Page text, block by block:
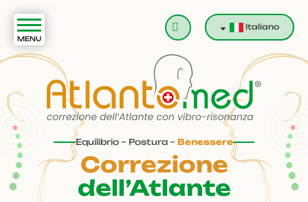
Equilibrio – Postura – Benessere
Correzione
dell’Atlante
Cerca Italiano